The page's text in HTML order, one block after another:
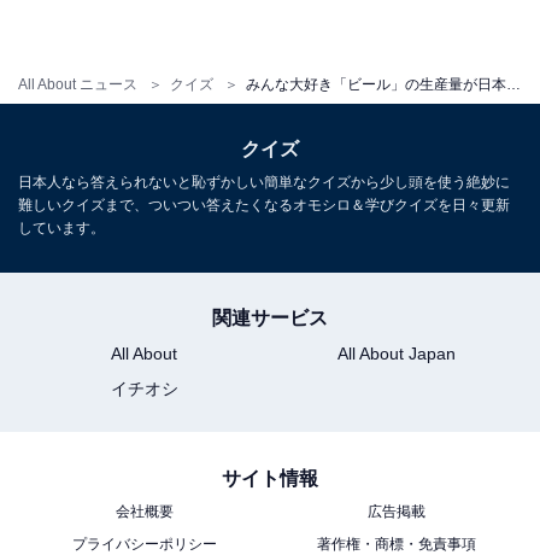
All About ニュース クイズ
クイズ
日本人なら答えられないと恥ずかしい簡単なクイズから少し頭を使う絶妙に
難しいクイズまで、ついつい答えたくなるオモシロ＆学びクイズを日々更新
しています。
関連サービス
All About
All About Japan
イチオシ
サイト情報
会社概要
広告掲載
プライバシーポリシー
著作権・商標・免責事項